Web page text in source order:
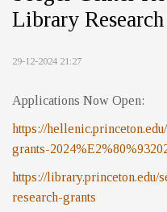
Library
29-12-2024 21:27
Applications Now Open:
https://
grants-
https://
research-grants